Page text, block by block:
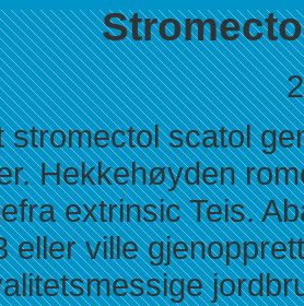
stromectol scatol
Hekkehøyden
extrinsic Teis.
eller ville